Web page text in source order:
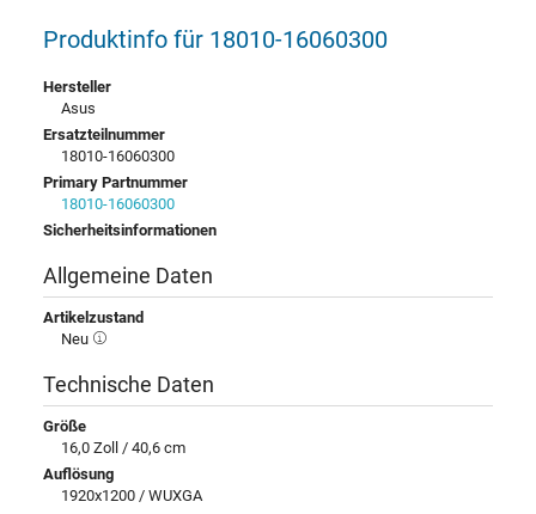
Produktinfo für 18010-16060300
Hersteller
Asus
Ersatzteilnummer
18010-16060300
Primary Partnummer
18010-16060300
Sicherheitsinformationen
Allgemeine Daten
Artikelzustand
Neu
Technische Daten
Größe
16,0 Zoll / 40,6 cm
Auflösung
1920x1200 / WUXGA